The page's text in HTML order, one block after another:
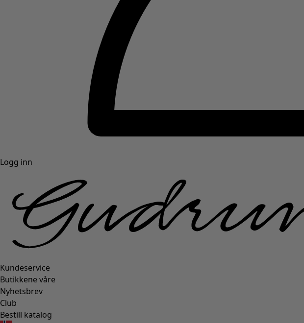
Logg inn
Kundeservice
Butikkene våre
Nyhetsbrev
Club
Bestill katalog